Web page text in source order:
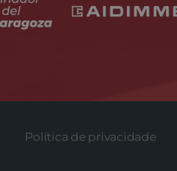
Política de privacidade